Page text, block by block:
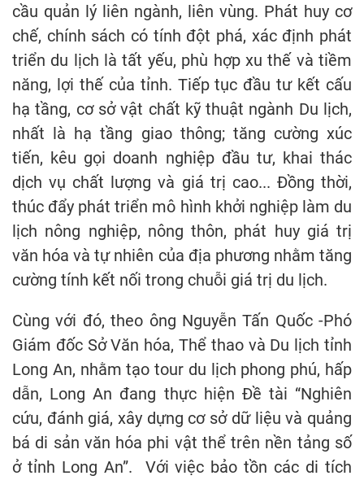
cầu quản lý liên ngành, liên vùng. Phát huy cơ
chế, chính sách có tính đột phá, xác định phát
triển du lịch là tất yếu, phù hợp xu thế và tiềm
năng, lợi thế của tỉnh. Tiếp tục đầu tư kết cấu
hạ tầng, cơ sở vật chất kỹ thuật ngành Du lịch,
nhất là hạ tầng giao thông; tăng cường xúc
tiến, kêu gọi doanh nghiệp đầu tư, khai thác
dịch vụ chất lượng và giá trị cao... Đồng thời,
thúc đẩy phát triển mô hình khởi nghiệp làm du
lịch nông nghiệp, nông thôn, phát huy giá trị
văn hóa và tự nhiên của địa phương nhằm tăng
cường tính kết nối trong chuỗi giá trị du lịch.
Cùng với đó, theo ông Nguyễn Tấn Quốc -Phó
Giám đốc Sở Văn hóa, Thể thao và Du lịch tỉnh
Long An, nhằm tạo tour du lịch phong phú, hấp
dẫn, Long An đang thực hiện Đề tài “Nghiên
cứu, đánh giá, xây dựng cơ sở dữ liệu và quảng
bá di sản văn hóa phi vật thể trên nền tảng số
ở tỉnh Long An”. Với việc bảo tồn các di tích